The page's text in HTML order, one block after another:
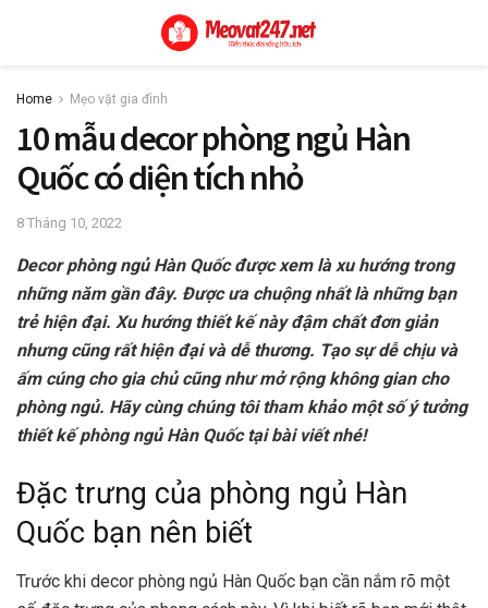
Home Mẹo vặt gia đình
10 mẫu decor phòng ngủ Hàn
Quốc có diện tích nhỏ
8 Tháng 10, 2022
Decor phòng ngủ Hàn Quốc được xem là xu hướng trong
những năm gần đây. Được ưa chuộng nhất là những bạn
trẻ hiện đại. Xu hướng thiết kế này đậm chất đơn giản
nhưng cũng rất hiện đại và dễ thương. Tạo sự dễ chịu và
ấm cúng cho gia chủ cũng như mở rộng không gian cho
phòng ngủ. Hãy cùng chúng tôi tham khảo một số ý tưởng
thiết kế phòng ngủ Hàn Quốc tại bài viết nhé!
Đặc trưng của phòng ngủ Hàn
Quốc bạn nên biết
Trước khi decor phòng ngủ Hàn Quốc bạn cần nắm rõ một